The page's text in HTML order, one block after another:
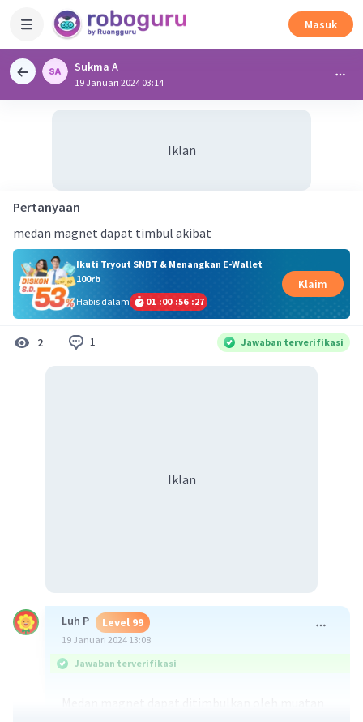
Masuk
Sukma A
19 Januari 2024 03:14
Iklan
Pertanyaan
medan magnet dapat timbul akibat
Ikuti Tryout SNBT & Menangkan E-Wallet
100rb
Habis dalam
01 :00 :56 :26
Klaim
2 1 Jawaban terverifikasi
Iklan
Luh P Level 99
19 Januari 2024 13:08
Jawaban terverifikasi